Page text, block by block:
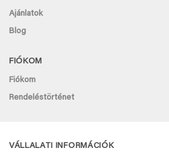
Ajánlatok
Blog
FIÓKOM
Fiókom
Rendeléstörténet
VÁLLALATI INFORMÁCIÓK